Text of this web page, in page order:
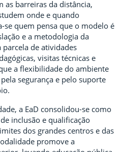
as barreiras da distância,
onde e quando
se quem pensa que o modelo é
e a metodologia da
de atividades
visitas técnicas e
a flexibilidade do ambiente
segurança e pelo suporte
a EaD consolidou-se como
inclusão e qualificação
dos grandes centros e das
promove a